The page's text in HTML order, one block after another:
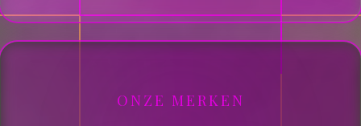
ONZE MERKEN